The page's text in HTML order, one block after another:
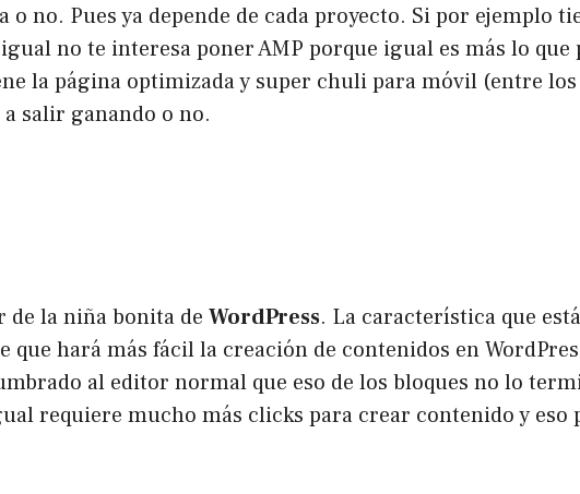
o no. Pues ya depende de cada proyecto. Si por ejemplo
no te interesa poner AMP porque igual es más lo que
la página optimizada y super chuli para móvil (entre
salir ganando o no.
de la niña bonita de WordPress. La característica que
que hará más fácil la creación de contenidos en
al editor normal que eso de los bloques no lo
requiere mucho más clicks para crear contenido y eso